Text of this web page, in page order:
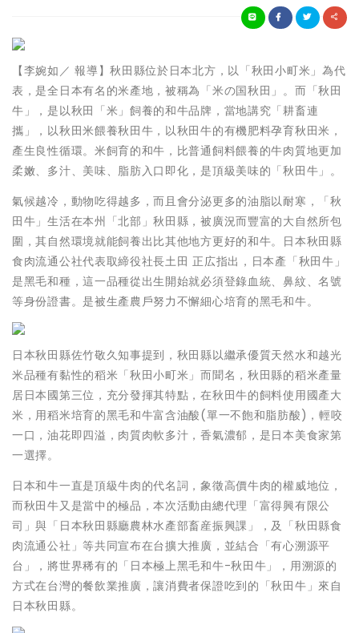
【李婉如／ 報導】秋田縣位於日本北方，以「秋田小町米」為代
表，是全日本有名的米產地，被稱為「米の国秋田」。而「秋田
牛」，是以秋田「米」飼養的和牛品牌，當地講究「耕畜連
攜」，以秋田米餵養秋田牛，以秋田牛的有機肥料孕育秋田米，
產生良性循環。米飼育的和牛，比普通飼料餵養的牛肉質地更加
柔嫩、多汁、美味、脂肪入口即化，是頂級美味的「秋田牛」。
氣候越冷，動物吃得越多，而且會分泌更多的油脂以耐寒，「秋
田牛」生活在本州「北部」秋田縣，被廣況而豐富的大自然所包
圍，其自然環境就能飼養出比其他地方更好的和牛。日本秋田縣
食肉流通公社代表取締役社長土田 正広指出，日本產「秋田牛」
是黑毛和種，這一品種從出生開始就必須登錄血統、鼻紋、名號
等身份證書。是被生產農戶努力不懈細心培育的黑毛和牛。
日本秋田縣佐竹敬久知事提到，秋田縣以繼承優質天然水和越光
米品種有黏性的稻米「秋田小町米」而聞名，秋田縣的稻米產量
居日本國第三位，充分發揮其特點，在秋田牛的飼料使用國產大
米，用稻米培育的黑毛和牛富含油酸(單一不飽和脂肪酸)，輕咬
一口，油花即四溢，肉質肉軟多汁，香氣濃郁，是日本美食家第
一選擇。
日本和牛一直是頂級牛肉的代名詞，象徵高價牛肉的權威地位，
而秋田牛又是當中的極品，本次活動由總代理「富得興有限公
司」與「日本秋田縣廳農林水產部畜産振興課」，及「秋田縣食
肉流通公社」等共同宣布在台擴大推廣，並結合「有心溯源平
台」，將世界稀有的「日本極上黑毛和牛-秋田牛」，用溯源的
方式在台灣的餐飲業推廣，讓消費者保證吃到的「秋田牛」來自
日本秋田縣。